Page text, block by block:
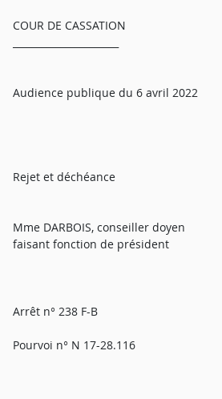
COUR DE CASSATION
Audience publique du 6 avril 2022
Rejet et déchéance
Mme DARBOIS, conseiller doyen
faisant fonction de président
Arrêt n° 238 F-B
Pourvoi n° N 17-28.116